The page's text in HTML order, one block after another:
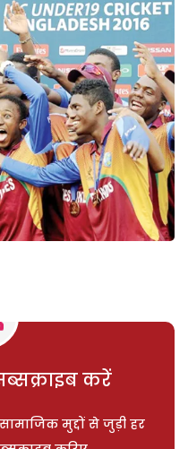
करें
मुद्दों से जुड़ी हर